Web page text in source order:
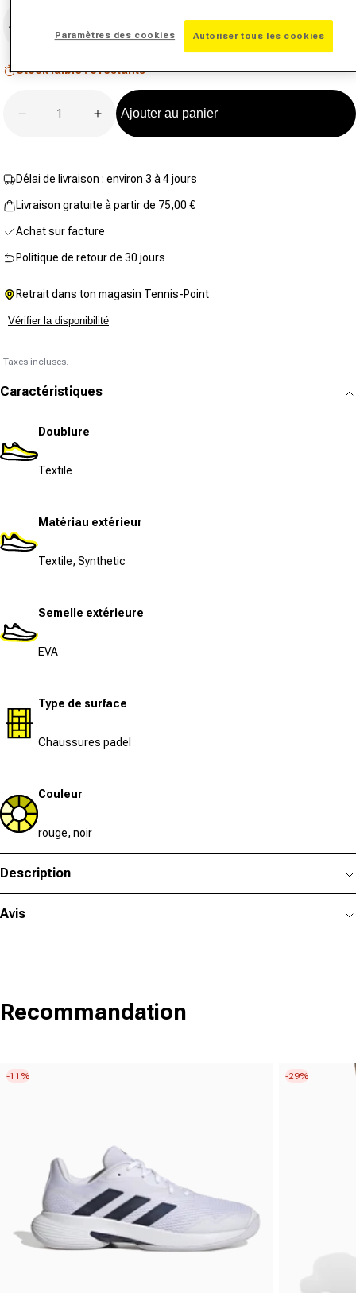
44
Stock faible : 6 restants
Diminuer la quantité pour Crazyquick LS
Augmenter la quantité pour Crazyquick
Ajouter au panier
Délai de livraison : environ 3 à 4 jours
Livraison gratuite à partir de 75,00 €
Achat sur facture
Politique de retour de 30 jours
Retrait dans ton magasin Tennis-Point
Vérifier la disponibilité
Taxes incluses.
Caractéristiques
Doublure
Textile
Matériau extérieur
Textile, Synthetic
Semelle extérieure
EVA
Type de surface
Chaussures padel
Couleur
rouge, noir
Description
Avis
Recommandation
-11% -29%
Paramètres des cookies Autoriser tous les cookies